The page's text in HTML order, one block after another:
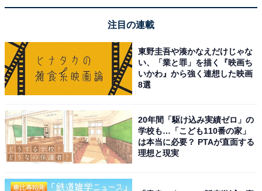
注目の連載
東野圭吾や湊かなえだけじゃな
い、「業と罪」を描く『映画ち
いかわ』から強く連想した映画
8選
20年間「駆け込み実績ゼロ」の
学校も…「こども110番の家」
は本当に必要？ PTAが直面する
理想と現実